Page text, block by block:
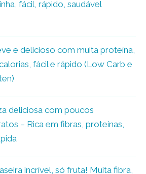
fácil, rápido, saudável
e delicioso com muita proteína,
fácil e rápido (Low Carb e
deliciosa com poucos
– Rica em fibras, proteínas,
incrível, só fruta! Muita fibra,